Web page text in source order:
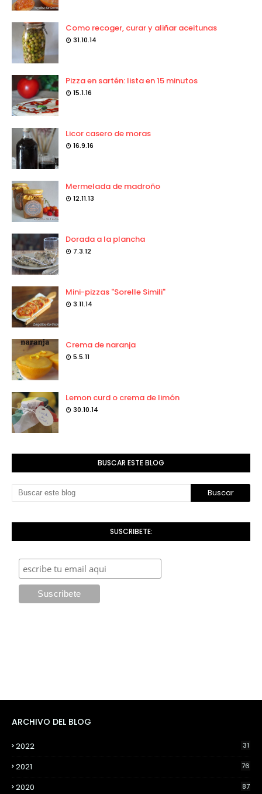
Como recoger, curar y aliñar aceitunas
31.10.14
Pizza en sartén: lista en 15 minutos
15.1.16
Licor casero de moras
16.9.16
Mermelada de madroño
12.11.13
Dorada a la plancha
7.3.12
Mini-pizzas "Sorelle Simili"
3.11.14
Crema de naranja
5.5.11
Lemon curd o crema de limón
30.10.14
BUSCAR ESTE BLOG
SUSCRIBETE:
ARCHIVO DEL BLOG
2022 31
2021 76
2020 87